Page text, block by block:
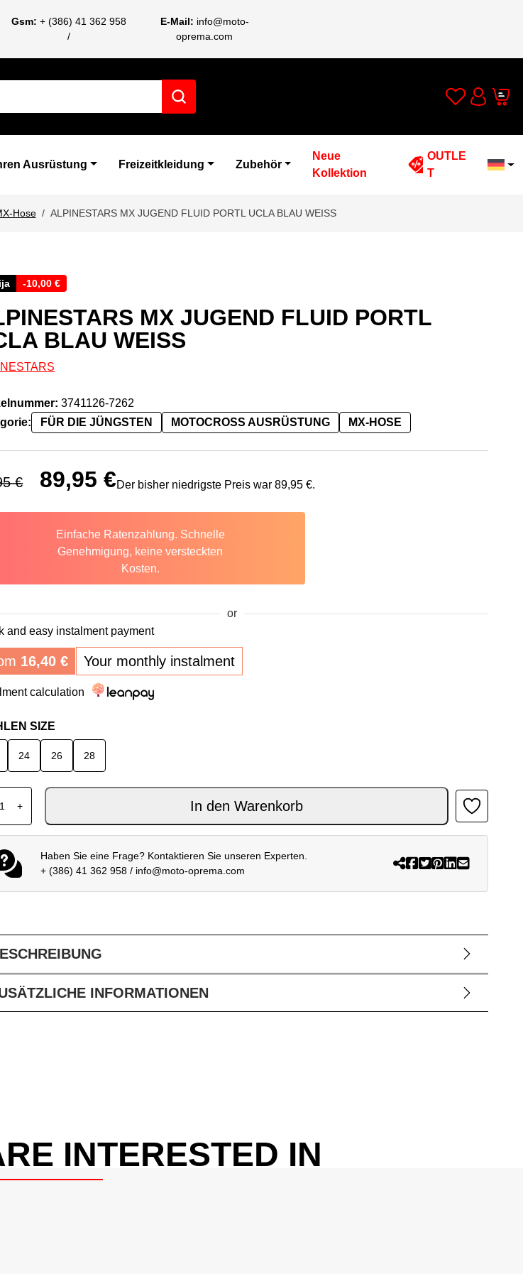
Gsm: + (386) 41 362 958 E-Mail: info@moto-
oprema.com
Wishlist
Cart
Ausrüstung Freizeitkleidung Zubehör
Neue
Kollektion
OUTLE
T
Hose ALPINESTARS MX JUGEND FLUID PORTL UCLA BLAU WEISS
-10,00€
MX JUGEND FLUID PORTL
BLAU WEISS
3741126-7262
FÜR DIE JÜNGSTEN MOTOCROSS AUSRÜSTUNG MX-HOSE
€
Ursprünglicher Preis war: 99,95 €
89,95€Der bisher niedrigste Preis war89,95€.
Einfache Ratenzahlung. Schnelle
Genehmigung, keine versteckten
Kosten.
or
and easy instalment payment
16,40€ Your monthly instalment
calculation
SIZE
24 26 28
MX JUGEND FLUID PORTL UCLA BLAU WEISS Menge
+ In den Warenkorb
Haben Sie eine Frage? Kontaktieren Sie unseren Experten.
+ (386) 41 362 958 / info@moto-oprema.com
INFORMATIONEN
INTERESTED IN